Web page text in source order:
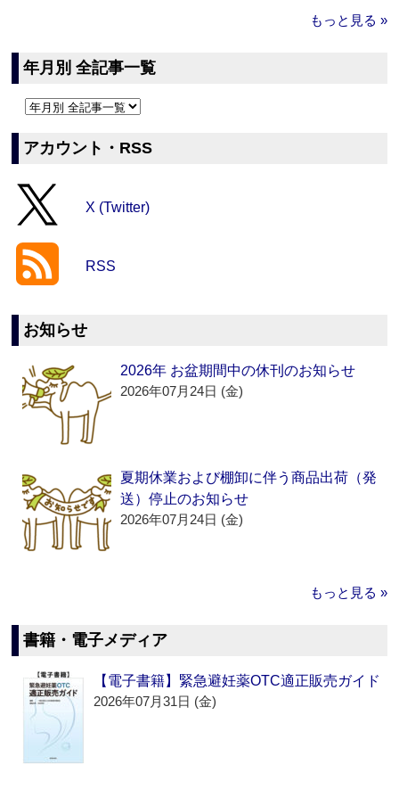
もっと見る »
年月別 全記事一覧
アカウント・RSS
X (Twitter)
RSS
お知らせ
2026年 お盆期間中の休刊のお知らせ
2026年07月24日 (金)
夏期休業および棚卸に伴う商品出荷（発
送）停止のお知らせ
2026年07月24日 (金)
もっと見る »
書籍・電子メディア
【電子書籍】緊急避妊薬OTC適正販売ガイド
2026年07月31日 (金)